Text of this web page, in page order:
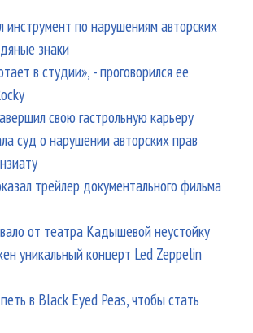
инструмент по нарушениям авторских
знаки
в студии», - проговорился ее
свою гастрольную карьеру
суд о нарушении авторских прав
трейлер документального фильма
от театра Кадышевой неустойку
уникальный концерт Led Zeppelin
в Black Eyed Peas, чтобы стать